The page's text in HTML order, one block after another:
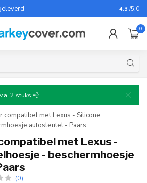
Voor
4.3 /5.0
0
v.a. 2 stuks 💨
compatibel met Lexus - Silicone
autosleutel - Paars
met Lexus -
- beschermhoesje
(0)